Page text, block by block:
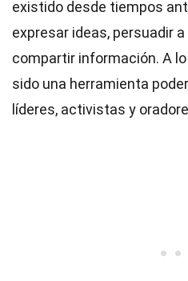
existido desde tiempos
expresar ideas, persuadir
compartir información. A
sido una herramienta
líderes, activistas y